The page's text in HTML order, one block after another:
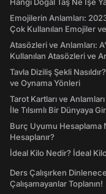
Emojilerin Anlamları:
Çok Kullanılan Emojiler
Atasözleri ve Anlamları:
Kullanılan Atasözleri ve
Tavla Diziliş Şekli
ve Oynama Yönleri
Tarot Kartları ve
İle Tılsımlı Bir Dünyaya
Burç Uyumu Hesaplama
Hesaplanır?
İdeal Kilo Nedir? İdeal Kilo
Ders Çalışırken
Çalışamayanlar Toplanın!